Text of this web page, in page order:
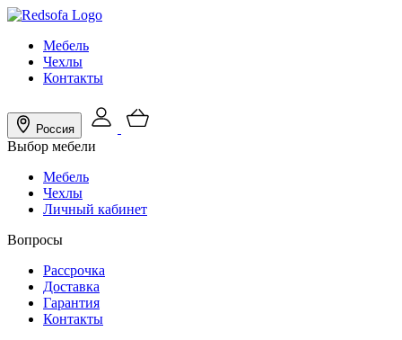
Мебель
Чехлы
Контакты
Россия
Выбор мебели
Мебель
Чехлы
Личный кабинет
Вопросы
Рассрочка
Доставка
Гарантия
Контакты